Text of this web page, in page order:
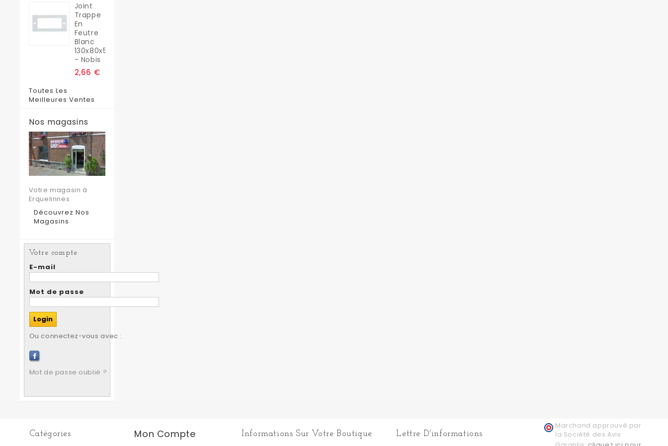
Joint
Trappe
En
Feutre
Blanc
130x80x5
- Nobis
2,66 €
Toutes Les
Meilleures Ventes
Nos magasins
Votre magasin à
Erquelinnes
Découvrez Nos
Magasins
Votre compte
E-mail
Mot de passe
Ou connectez-vous avec :
Mot de passe oublié ?
Catégories Mon Compte Informations Sur Votre Boutique Lettre D'informations
Marchand approuvé par
la Société des Avis